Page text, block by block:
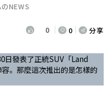
NEWS
0 0 分享
日發表了正統SUV「Land
。那麼這次推出的是怎樣的